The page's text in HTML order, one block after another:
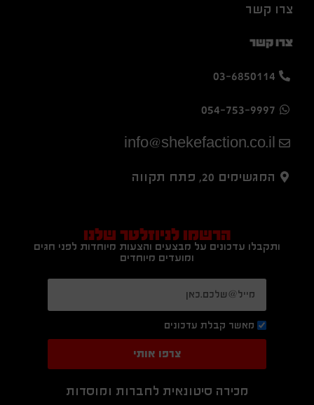
צרו קשר
צרו קשר
03-6850114
054-753-9997
info@shekefaction.co.il
המגשימים 20, פתח תקווה
הרשמו לניוזלטר שלנו
ותקבלו עדכונים על מבצעים והצעות מיוחדות לפני חגים
ומועדים מיוחדים
מאשר קבלת עדכונים
צרפו אותי
מכירה סיטונאית לחברות ומוסדות